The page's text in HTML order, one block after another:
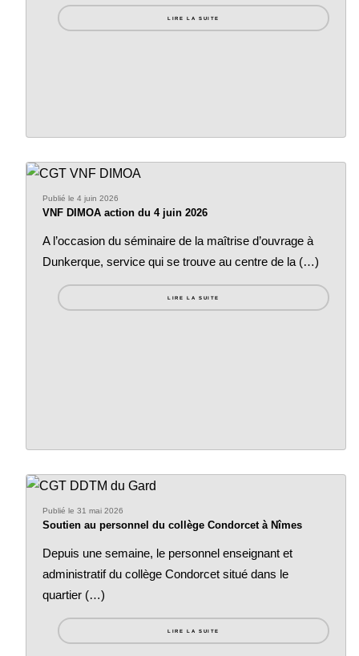
LIRE LA SUITE
Publié le 4 juin 2026
VNF DIMOA action du 4 juin 2026
A l’occasion du séminaire de la maîtrise d’ouvrage à
Dunkerque, service qui se trouve au centre de la (…)
LIRE LA SUITE
Publié le 31 mai 2026
Soutien au personnel du collège Condorcet à Nîmes
Depuis une semaine, le personnel enseignant et
administratif du collège Condorcet situé dans le
quartier (…)
LIRE LA SUITE